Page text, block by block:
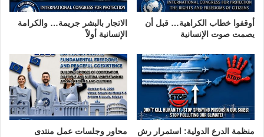
أوقفوا خطاب الكراهية… قبل أن
يصمت صوت الإنسانية
الاتجار بالبشر جريمة… والكرامة
الإنسانية أولاً
منظمة الدرع الدولية: استمرار رش
محاور وجلسات عمل منتدى